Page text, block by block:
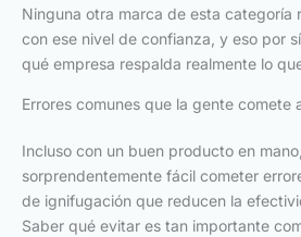
Ninguna otra marca de esta categoría
con ese nivel de confianza, y eso por
qué empresa respalda realmente lo
Errores comunes que la gente comete
Incluso con un buen producto en
sorprendentemente fácil cometer
de ignifugación que reducen la
Saber qué evitar es tan importante